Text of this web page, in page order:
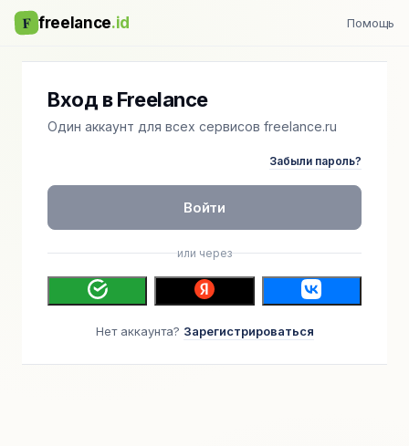
F freelance.id Помощь
Вход в Freelance
Один аккаунт для всех сервисов freelance.ru
Забыли пароль?
Войти
или через
Нет аккаунта? Зарегистрироваться